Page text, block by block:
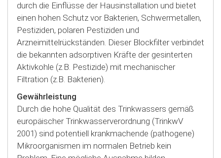
durch die Einflüsse der Hausinstallation und bietet
einen hohen Schutz vor Bakterien, Schwermetallen,
Pestiziden, polaren Pestiziden und
Arzneimittelrückständen. Dieser Blockfilter verbindet
die bekannten adsorptiven Kräfte der gesinterten
Aktivkohle (z.B. Pestizide) mit mechanischer
Filtration (z.B. Bakterien).
Gewährleistung
Durch die hohe Qualität des Trinkwassers gemäß
europäischer Trinkwasserverordnung (TrinkwV
2001) sind potentiell krankmachende (pathogene)
Mikroorganismen im normalen Betrieb kein